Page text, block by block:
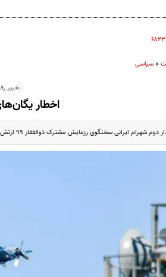
»سیاسی
تغییر
اخطار
ایرانی سخنگوی رزمایش مشترک ذوالفقار ۹۹ ارتش از اخطار نیروی پدافند هوایی ارتش به پرنده‌های فرامنطقه‌ای به منظور فاصله ...